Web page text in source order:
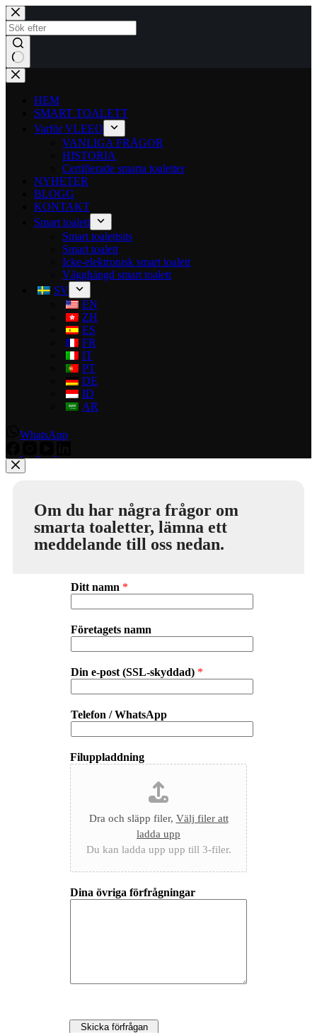
HEM
SMART TOALETT
Varför VLEEO
VANLIGA FRÅGOR
HISTORIA
Certifierade smarta toaletter
NYHETER
BLOGG
KONTAKT
Smart toalett
Smart toalettsits
Smart toalett
Icke-elektronisk smart toalett
Vägghängd smart toalett
SV
EN
ZH
ES
FR
IT
PT
DE
ID
AR
WhatsApp
Om du har några frågor om
smarta toaletter, lämna ett
meddelande till oss nedan.
Ditt namn *
Företagets namn
Din e-post (SSL-skyddad) *
Telefon / WhatsApp
Filuppladdning
Dra och släpp filer, Välj filer att
ladda upp
Du kan ladda upp upp till 3-filer.
Dina övriga förfrågningar
Skicka förfrågan